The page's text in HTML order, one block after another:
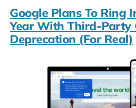
Google Plans To Ring
Year With Third-Party
Deprecation (For Real)